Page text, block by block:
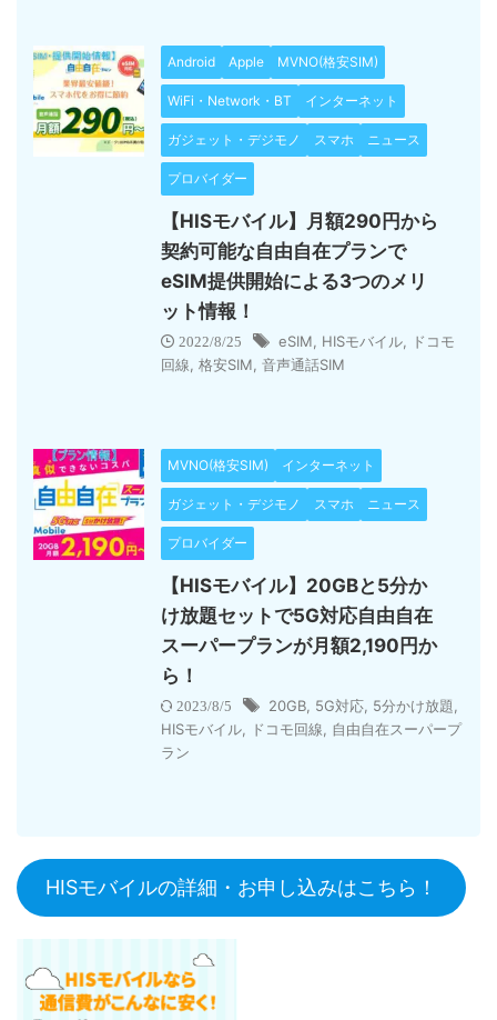
Android Apple MVNO(格安SIM)
WiFi・Network・BT インターネット
ガジェット・デジモノ スマホ ニュース
プロバイダー
【HISモバイル】月額290円から
契約可能な自由自在プランで
eSIM提供開始による3つのメリ
ット情報！
2022/8/25 eSIM HISモバイル
ドコモ
回線 格安SIM 音声通話SIM
MVNO(格安SIM) インターネット
ガジェット・デジモノ スマホ ニュース
プロバイダー
【HISモバイル】20GBと5分か
け放題セットで5G対応自由自在
スーパープランが月額2,190円か
ら！
2023/8/5 20GB 5G対応 5分かけ放題
HISモバイル
ドコモ回線
自由自在スーパープ
ラン
HISモバイルの詳細・お申し込みはこちら！